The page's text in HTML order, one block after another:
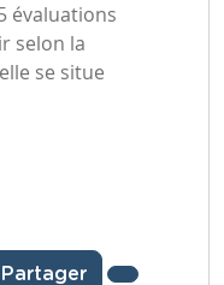
évaluations
selon la
se situe
Partager